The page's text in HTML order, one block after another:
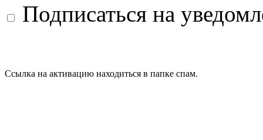
Подписаться на
Ссылка на активацию находиться в папке спам.